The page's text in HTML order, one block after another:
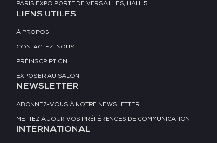
PARIS EXPO PORTE DE VERSAILLES, HALL 5
LIENS UTILES
À PROPOS
CONTACTEZ-NOUS
PRÉINSCRIPTION
EXPOSER AU SALON
NEWSLETTER
ABONNEZ-VOUS À NOTRE NEWSLETTER
METTEZ À JOUR VOS PRÉFÉRENCES DE COMMUNICATION
INTERNATIONAL